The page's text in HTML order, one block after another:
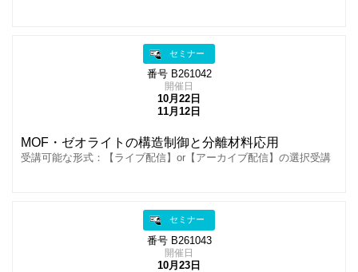
セミナー
番号 B261042
開催日
10月22日
11月12日
MOF・ゼオライトの構造制御と分離材料応用
受講可能な形式：【ライブ配信】or【アーカイブ配信】の選択受講
セミナー
番号 B261043
開催日
10月23日